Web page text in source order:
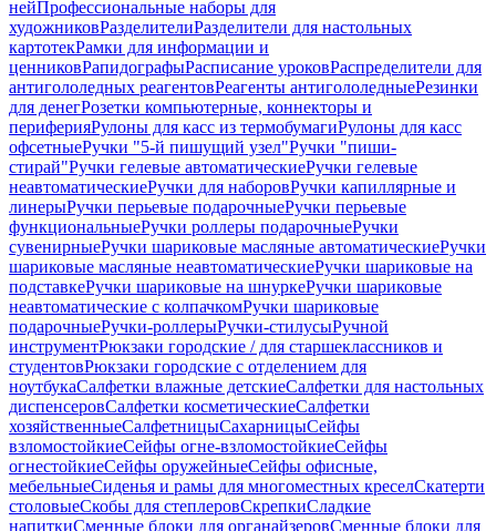
нейПрофессиональные наборы для
художниковРазделителиРазделители для настольных
картотекРамки для информации и
ценниковРапидографыРасписание уроковРаспределители для
антигололедных реагентовРеагенты антигололедныеРезинки
для денегРозетки компьютерные, коннекторы и
периферияРулоны для касс из термобумагиРулоны для касс
офсетныеРучки "5-й пишущий узел"Ручки "пиши-
стирай"Ручки гелевые автоматическиеРучки гелевые
неавтоматическиеРучки для наборовРучки капиллярные и
линерыРучки перьевые подарочныеРучки перьевые
функциональныеРучки роллеры подарочныеРучки
сувенирныеРучки шариковые масляные автоматическиеРучки
шариковые масляные неавтоматическиеРучки шариковые на
подставкеРучки шариковые на шнуркеРучки шариковые
неавтоматические с колпачкомРучки шариковые
подарочныеРучки-роллерыРучки-стилусыРучной
инструментРюкзаки городские / для старшеклассников и
студентовРюкзаки городские с отделением для
ноутбукаСалфетки влажные детскиеСалфетки для настольных
диспенсеровСалфетки косметическиеСалфетки
хозяйственныеСалфетницыСахарницыСейфы
взломостойкиеСейфы огне-взломостойкиеСейфы
огнестойкиеСейфы оружейныеСейфы офисные,
мебельныеСиденья и рамы для многоместных креселСкатерти
столовыеСкобы для степлеровСкрепкиСладкие
напиткиСменные блоки для органайзеровСменные блоки для